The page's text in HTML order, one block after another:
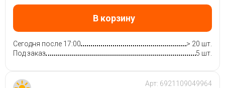
В корзину
Сегодня после 17:00
> 20 шт.
Под заказ
5 шт.
Арт: 6921109049964